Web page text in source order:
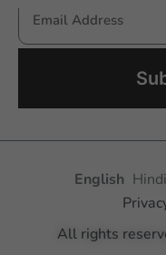
Aksharayan –
English Hindi
All rights